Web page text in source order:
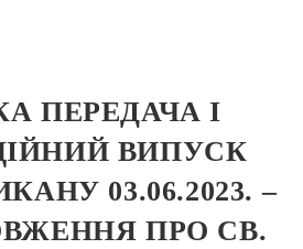
ПЕРЕДАЧА І
ВИПУСК
03.06.2023. –
ПРО СВ.